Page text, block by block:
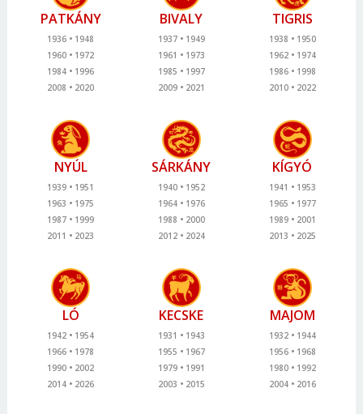
PATKÁNY
1936
1948
1960
1972
1984
1996
2008
2020
BIVALY
1937
1949
1961
1973
1985
1997
2009
2021
TIGRIS
1938
1950
1962
1974
1986
1998
2010
2022
NYÚL
1939
1951
1963
1975
1987
1999
2011
2023
SÁRKÁNY
1940
1952
1964
1976
1988
2000
2012
2024
KÍGYÓ
1941
1953
1965
1977
1989
2001
2013
2025
LÓ
1942
1954
1966
1978
1990
2002
2014
2026
KECSKE
1931
1943
1955
1967
1979
1991
2003
2015
MAJOM
1932
1944
1956
1968
1980
1992
2004
2016